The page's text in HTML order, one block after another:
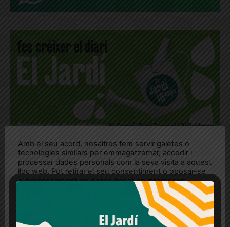
Amb el seu acord, nosaltres fem servir galetes o
tecnologies similars per emmagatzemar, accedir i
processar dades personals com la seva visita a aquest
lloc web. Pot retirar el seu consentiment o oposar-se
al processament de dades basat en interessos
legítims en qualsevol moment fent clic a "Ajustos de
cookies" o a la nostra Política de privacitat en aquest
lloc web. Si cliques "acceptar" dones el teu